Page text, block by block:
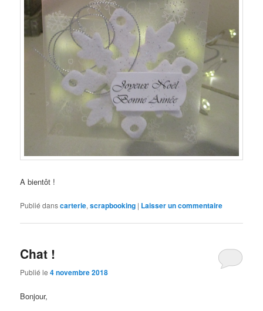
A bientôt !
Publié danscarterie,scrapbooking | Laisser un commentaire
Chat !
Publié le4 novembre 2018
Bonjour,